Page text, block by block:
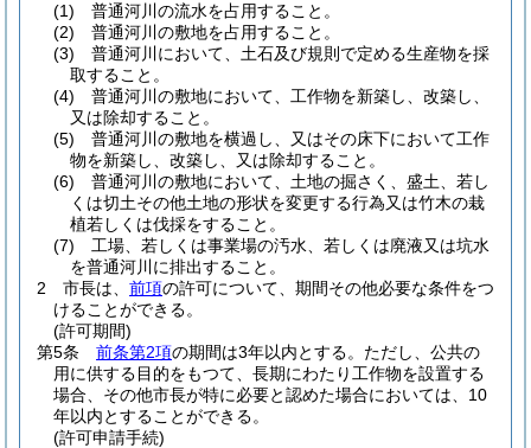
(1)
普通河川の流水を占用すること。
(2)
普通河川の敷地を占用すること。
(3)
普通河川において、土石及び規則で定める生産物を採
取すること。
(4)
普通河川の敷地において、工作物を新築し、改築し、
又は除却すること。
(5)
普通河川の敷地を横過し、又はその床下において工作
物を新築し、改築し、又は除却すること。
(6)
普通河川の敷地において、土地の掘さく、盛土、若し
くは切土その他土地の形状を変更する行為又は竹木の栽
植若しくは伐採をすること。
(7)
工場、若しくは事業場の汚水、若しくは廃液又は坑水
を普通河川に排出すること。
2
市長は、 前項の許可について、期間その他必要な条件をつ
けることができる。
(許可期間)
第5条
前条第2項の期間は3年以内とする。 ただし、公共の
用に供する目的をもつて、長期にわたり工作物を設置する
場合、その他市長が特に必要と認めた場合においては、10
年以内とすることができる。
(許可申請手続)